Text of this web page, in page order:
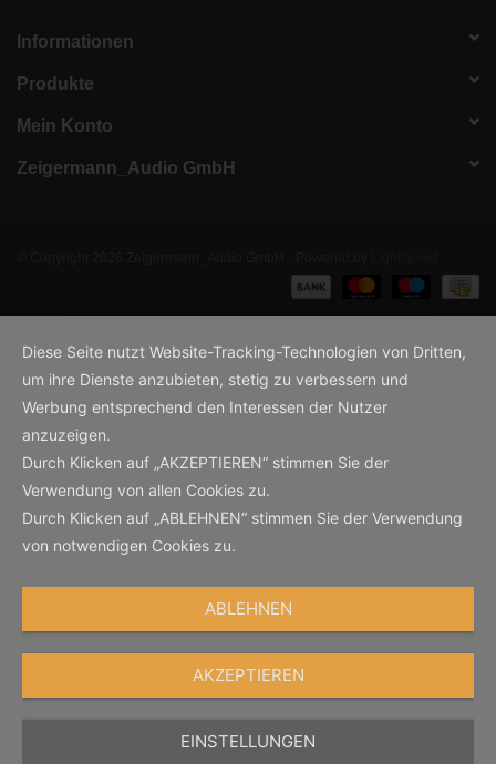
Informationen
Produkte
Mein Konto
Zeigermann_Audio GmbH
Diese Seite nutzt Website-Tracking-Technologien von Dritten,
um ihre Dienste anzubieten, stetig zu verbessern und
Werbung entsprechend den Interessen der Nutzer
anzuzeigen.
Durch Klicken auf „AKZEPTIEREN“ stimmen Sie der
Verwendung von allen Cookies zu.
Durch Klicken auf „ABLEHNEN“ stimmen Sie der Verwendung
von notwendigen Cookies zu.
ABLEHNEN
AKZEPTIEREN
EINSTELLUNGEN